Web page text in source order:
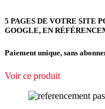
5 PAGES DE VOTRE SITE
GOOGLE, EN
Paiement unique, sans
Voir ce produit